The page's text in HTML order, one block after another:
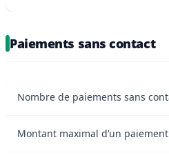
Paiements sans contact
Nombre de paiements sans
Montant maximal d’un